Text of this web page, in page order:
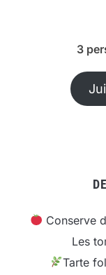
3
Conserve
Les
Tarte